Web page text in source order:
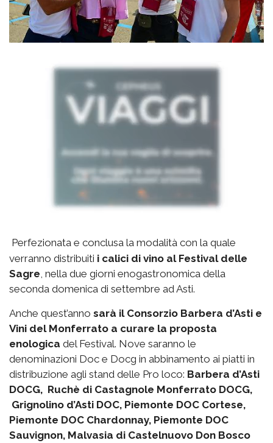
Perfezionata e conclusa la modalità con la quale
verranno distribuiti i calici di vino al Festival delle
Sagre, nella due giorni enogastronomica della
seconda domenica di settembre ad Asti.
Anche quest’anno sarà il Consorzio Barbera d’Asti e
Vini del Monferrato a curare la proposta
enologica del Festival. Nove saranno le
denominazioni Doc e Docg in abbinamento ai piatti in
distribuzione agli stand delle Pro loco: Barbera d’Asti
DOCG, Ruchè di Castagnole Monferrato DOCG,
Grignolino d’Asti DOC, Piemonte DOC Cortese,
Piemonte DOC Chardonnay, Piemonte DOC
Sauvignon, Malvasia di Castelnuovo Don Bosco